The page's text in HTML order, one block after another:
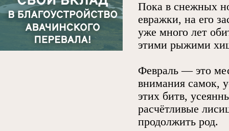
Пока в снежных
евражки, на его
уже много лет
этими рыжими
Февраль — это
внимания самок,
этих битв,
расчётливые
продолжить род.